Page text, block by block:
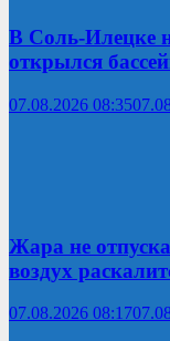
В Соль-Илецке
открылся
07.08.2026 08:35
Жара не
воздух
07.08.2026 08:17